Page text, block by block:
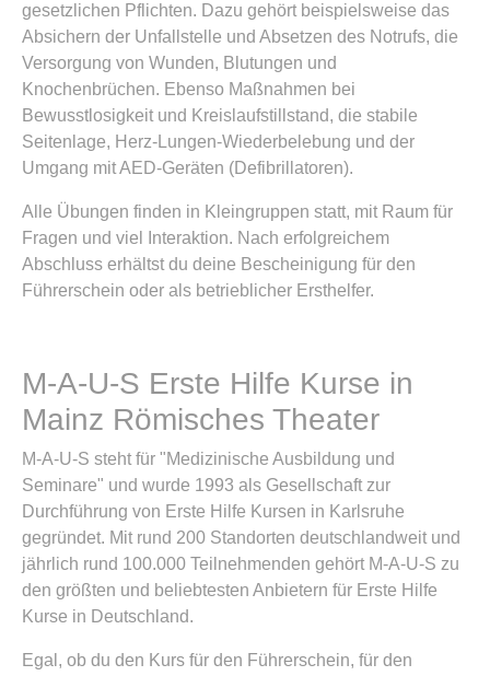
gesetzlichen Pflichten. Dazu gehört beispielsweise das
Absichern der Unfallstelle und Absetzen des Notrufs, die
Versorgung von Wunden, Blutungen und
Knochenbrüchen. Ebenso Maßnahmen bei
Bewusstlosigkeit und Kreislaufstillstand, die stabile
Seitenlage, Herz-Lungen-Wiederbelebung und der
Umgang mit AED-Geräten (Defibrillatoren).
Alle Übungen finden in Kleingruppen statt, mit Raum für
Fragen und viel Interaktion. Nach erfolgreichem
Abschluss erhältst du deine Bescheinigung für den
Führerschein oder als betrieblicher Ersthelfer.
M-A-U-S Erste Hilfe Kurse in
Mainz Römisches Theater
M-A-U-S steht für "Medizinische Ausbildung und
Seminare" und wurde 1993 als Gesellschaft zur
Durchführung von Erste Hilfe Kursen in Karlsruhe
gegründet. Mit rund 200 Standorten deutschlandweit und
jährlich rund 100.000 Teilnehmenden gehört M-A-U-S zu
den größten und beliebtesten Anbietern für Erste Hilfe
Kurse in Deutschland.
Egal, ob du den Kurs für den Führerschein, für den